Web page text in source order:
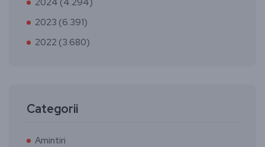
2023 (6.391)
2022 (3.680)
Categorii
Amintiri